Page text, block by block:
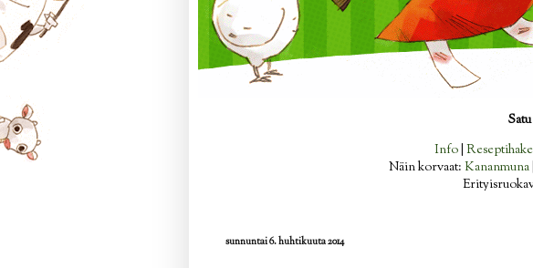
Info
Näin korvaat: Kananmuna
sunnuntai 6. huhtikuuta 2014